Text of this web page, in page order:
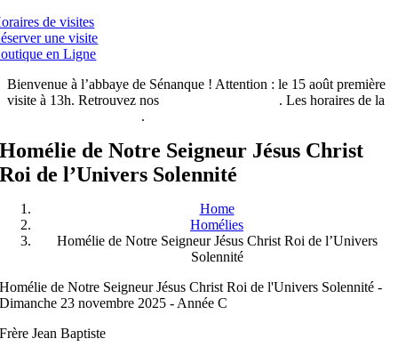
de visites
une visite
en Ligne
Bienvenue à l’abbaye de Sénanque ! Attention : le 15 août première
visite à 13h. Retrouvez nos
. Les horaires de la
.
Homélie de Notre Seigneur Jésus Christ
Roi de l’Univers Solennité
Home
Homélies
Homélie de Notre Seigneur Jésus Christ Roi de l’Univers
Solennité
Homélie de Notre Seigneur Jésus Christ Roi de l'Univers Solennité -
Dimanche 23 novembre 2025 - Année C
Frère Jean Baptiste